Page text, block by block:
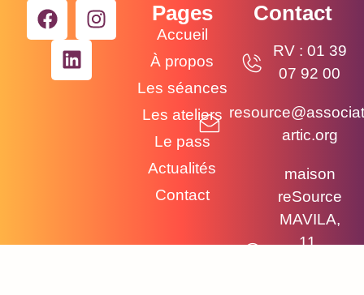
Pages
Accueil
À propos
Les séances
Les ateliers
Le pass
Actualités
Contact
Contact
RV : 01 39
07 92 00
artic.org
maison
reSource
MAVILA,
11,